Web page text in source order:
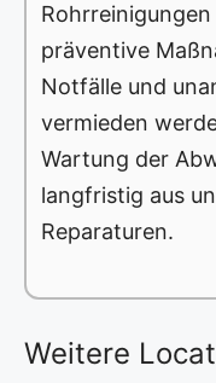
präventive
Notfälle und
vermieden
Wartung der
langfristig aus
Reparaturen.
Weitere